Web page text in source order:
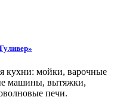
кухни: мойки, варочные
машины, вытяжки,
печи.